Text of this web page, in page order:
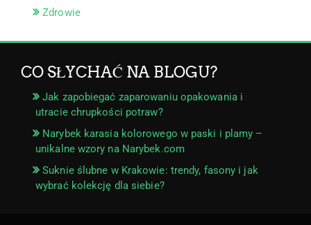
Zdrowie
CO SŁYCHAĆ NA BLOGU?
Jak zapobiegać zaparowaniu opakowania i
utracie chrupkości potraw?
Narybek karasia kolorowego w paski i plamy –
unikalne wzory na Narybek.com
Suknie ślubne w Krakowie: trendy, fasony i jak
wybrać kolekcję dla siebie?